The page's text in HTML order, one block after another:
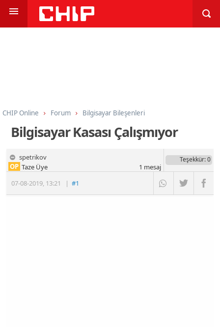
CHIP Online Forum
Bilgisayar Bileşenleri
Kasalar ve Güç Kaynakları
Bilgisayar Kasası Çalışmıyor
spetrikov
07-08-2019, 13:21 |#1
OP Taze Üye
Teşekkür: 0
1 mesaj